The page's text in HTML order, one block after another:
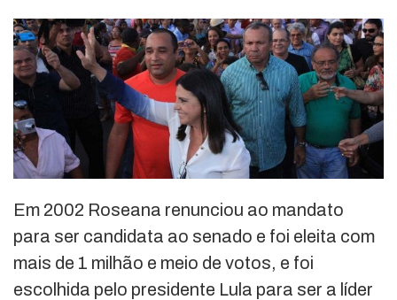
Em 2002 Roseana renunciou ao mandato
para ser candidata ao senado e foi eleita com
mais de 1 milhão e meio de votos, e foi
escolhida pelo presidente Lula para ser a líder